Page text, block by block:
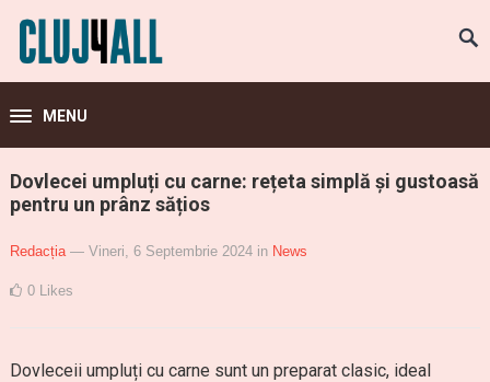
MENU
Dovlecei umpluți cu carne: rețeta simplă și gustoasă
pentru un prânz sățios
Redacția — Vineri, 6 Septembrie 2024 in News
0 Likes
Dovleceii umpluți cu carne sunt un preparat clasic, ideal